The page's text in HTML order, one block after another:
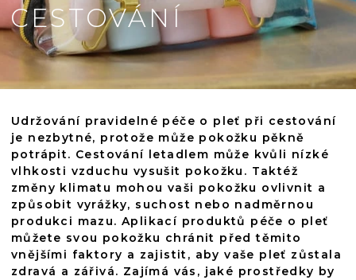
CESTOVÁNÍ
Udržování pravidelné péče o pleť při cestování
je nezbytné, protože může pokožku pěkně
potrápit. Cestování letadlem může kvůli nízké
vlhkosti vzduchu vysušit pokožku. Taktéž
změny klimatu mohou vaši pokožku ovlivnit a
způsobit vyrážky, suchost nebo nadměrnou
produkci mazu. Aplikací produktů péče o pleť
můžete svou pokožku chránit před těmito
vnějšími faktory a zajistit, aby vaše pleť zůstala
zdravá a zářivá. Zajímá vás, jaké prostředky by